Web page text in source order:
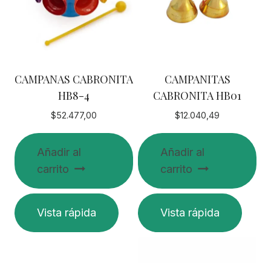
página
producto
CAMPANAS CABRONITA
HB8-4
$52.477,00
Añadir al
carrito
Vista rápida
CAMPANITAS
CABRONITA HB01
$12.040,49
Añadir al
carrito
Vista rápida